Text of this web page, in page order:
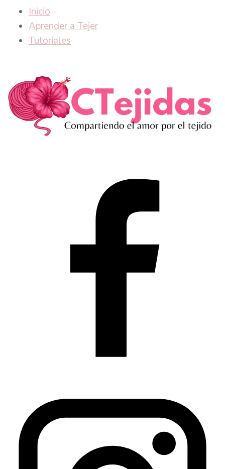
Inicio
Aprender a Tejer
Tutoriales